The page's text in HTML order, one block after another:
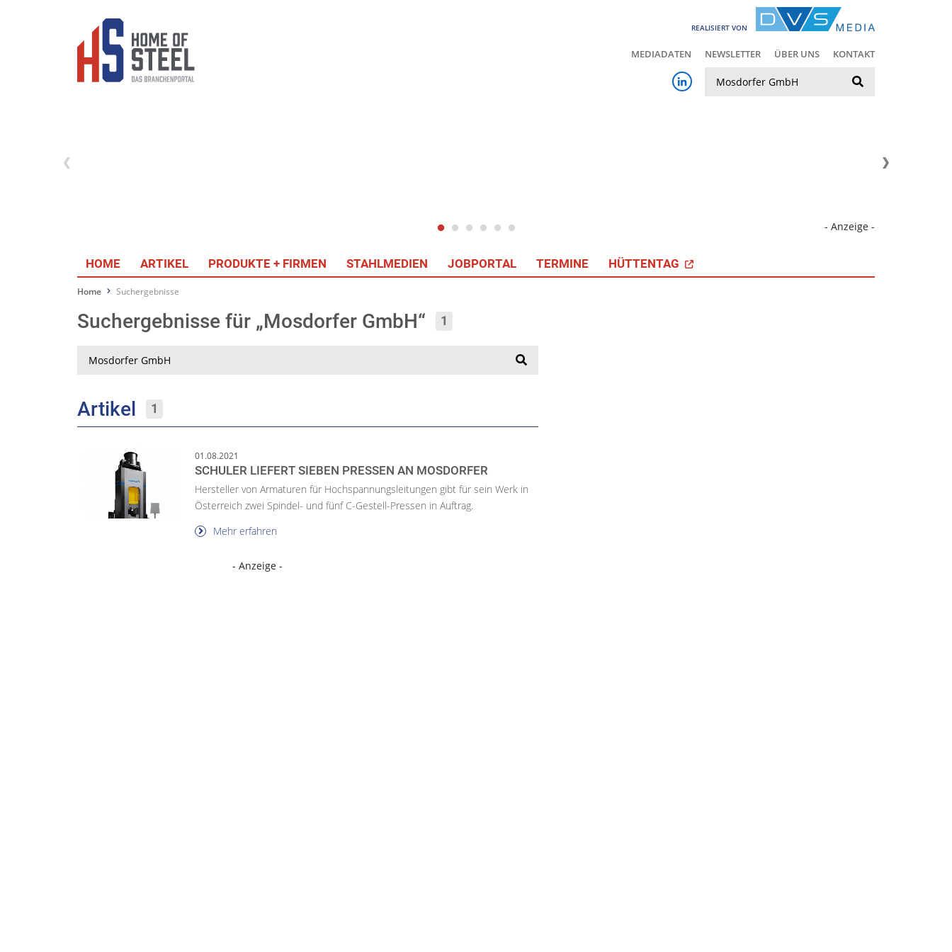
REALISIERT VON
MEDIADATEN NEWSLETTER ÜBER UNS KONTAKT
- Anzeige -
HOME ARTIKEL PRODUKTE + FIRMEN STAHLMEDIEN JOBPORTAL TERMINE HÜTTENTAG
Home Suchergebnisse
Suchergebnisse für „Mosdorfer GmbH“ 1
Artikel 1
01.08.2021
SCHULER LIEFERT SIEBEN PRESSEN AN MOSDORFER
Hersteller von Armaturen für Hochspannungsleitungen gibt für sein Werk in
Österreich zwei Spindel- und fünf C-Gestell-Pressen in Auftrag.
Mehr erfahren
- Anzeige -